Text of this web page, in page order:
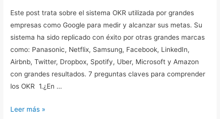
Este post trata sobre el sistema OKR utilizada por grandes
empresas como Google para medir y alcanzar sus metas. Su
sistema ha sido replicado con éxito por otras grandes marcas
como: Panasonic, Netflix, Samsung, Facebook, LinkedIn,
Airbnb, Twitter, Dropbox, Spotify, Uber, Microsoft y Amazon
con grandes resultados. 7 preguntas claves para comprender
los OKR 1.¿En …
Leer más »